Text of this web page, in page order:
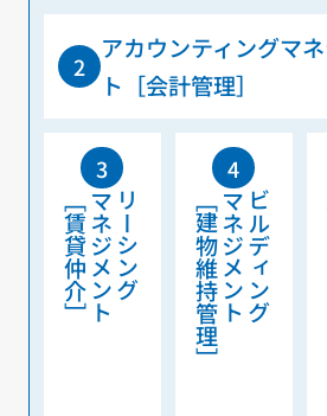
アカウンティングマ
ト［会計管理］
リーシング
マネジメント
［賃貸仲介］ ビルディング
マネジメント
［建物維持管理］